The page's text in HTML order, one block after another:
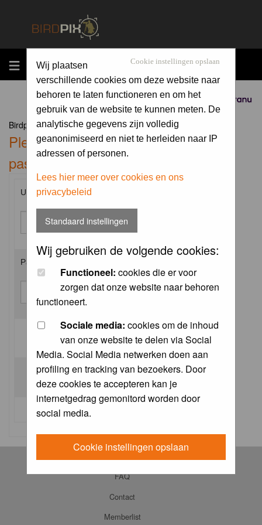
MENU
Sponsored by
Cookie instellingen opslaan
Wij plaatsen
verschillende cookies om deze website naar
behoren te laten functioneren en om het
gebruik van de website te kunnen meten. De
analytische gegevens zijn volledig
geanonimiseerd en niet te herleiden naar IP
adressen of personen.
Lees hier meer over cookies en ons
privacybeleid
Standaard instellingen
Wij gebruiken de volgende cookies:
Functioneel: cookies die er voor
zorgen dat onze website naar behoren
functioneert.
Sociale media: cookies om de inhoud
van onze website te delen via Social
Media. Social Media netwerken doen aan
profiling en tracking van bezoekers. Door
deze cookies te accepteren kan je
internetgedrag gemonitord worden door
social media.
Cookie instellingen opslaan
Birdpix.nl Forum Index
Please enter your username and
password to log in.
Username:
Password:
Log me on automatically each visit:
I forgot my password
FAQ
Contact
Memberlist